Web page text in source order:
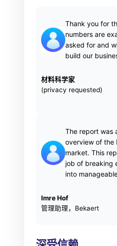
Thank you for
numbers are
asked for and
build our
材料科学家
(privacy requested)
The report was
overview of the
market. This
job of breaking
into
Imre Hof
管理助理，Bekaert